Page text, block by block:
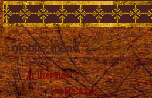
mobile_menu
Az Üzenetek
The Messages